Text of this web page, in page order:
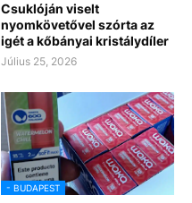
Csuklóján viselt
nyomkövetővel szórta az
igét a kőbányai kristálydíler
Július 25, 2026
- BUDAPEST